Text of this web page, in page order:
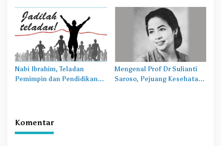
Nabi Ibrahim, Teladan
Pemimpin dan Pendidikan
Mengenal Prof Dr Sulianti
Saroso, Pejuang Kesehatan
Komentar